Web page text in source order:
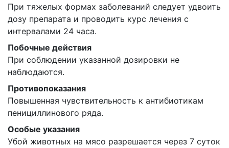
При тяжелых формах заболеваний следует удвоить
дозу препарата и проводить курс лечения с
интервалами 24 часа.
Побочные действия
При соблюдении указанной дозировки не
наблюдаются.
Противопоказания
Повышенная чувствительность к антибиотикам
пенициллинового ряда.
Особые указания
Убой животных на мясо разрешается через 7 суток